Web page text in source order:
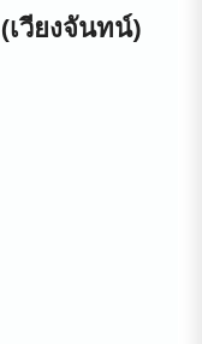
วียงจันทน์)